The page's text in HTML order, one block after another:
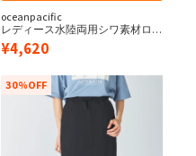
oceanpacific
レディース水陸両用シワ素材ロ
ングパンツ
¥4,620
30%OFF